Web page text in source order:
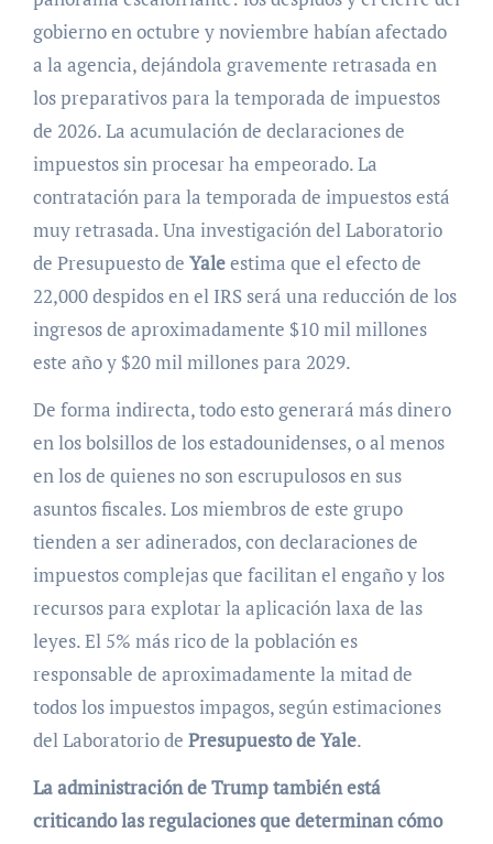
gobierno en octubre y noviembre habían afectado
a la agencia, dejándola gravemente retrasada en
los preparativos para la temporada de impuestos
de 2026. La acumulación de declaraciones de
impuestos sin procesar ha empeorado. La
contratación para la temporada de impuestos está
muy retrasada. Una investigación del Laboratorio
de Presupuesto de Yaleestima que el efecto de
22,000 despidos en el IRS será una reducción de los
ingresos de aproximadamente $10 mil millones
este año y $20 mil millones para 2029.
De forma indirecta, todo esto generará más dinero
en los bolsillos de los estadounidenses, o al menos
en los de quienes no son escrupulosos en sus
asuntos fiscales. Los miembros de este grupo
tienden a ser adinerados, con declaraciones de
impuestos complejas que facilitan el engaño y los
recursos para explotar la aplicación laxa de las
leyes. El 5% más rico de la población es
responsable de aproximadamente la mitad de
todos los impuestos impagos, según estimaciones
del Laboratorio de Presupuesto de Yale.
La administración de Trump también está
criticando las regulaciones que determinan cómo